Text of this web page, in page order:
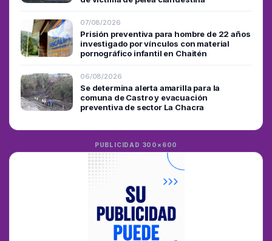
07/08/2026
Prisión preventiva para hombre de 22 años
investigado por vínculos con material
pornográfico infantil en Chaitén
06/08/2026
Se determina alerta amarilla para la
comuna de Castro y evacuación
preventiva de sector La Chacra
PUBLICIDAD 300×600